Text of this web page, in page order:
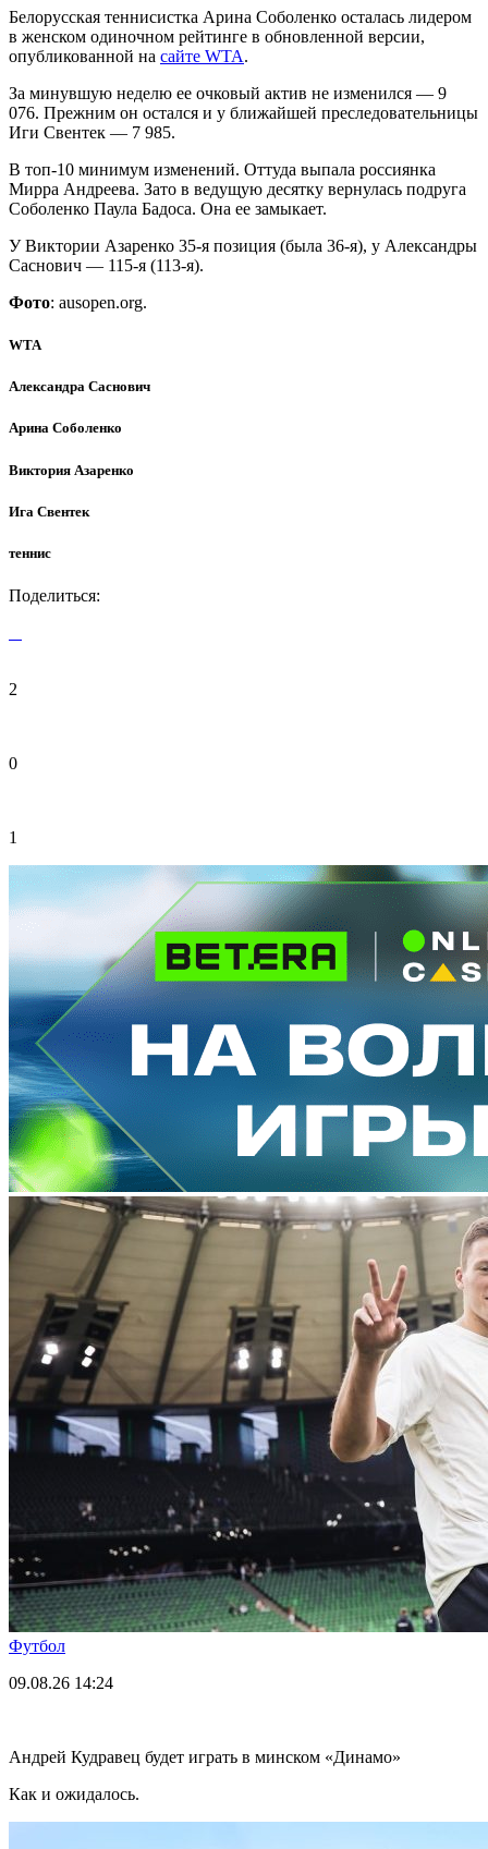
Белорусская теннисистка Арина Соболенко осталась лидером
в женском одиночном рейтинге в обновленной версии,
опубликованной на сайте WTA.
За минувшую неделю ее очковый актив не изменился — 9
076. Прежним он остался и у ближайшей преследовательницы
Иги Свентек — 7 985.
В топ-10 минимум изменений. Оттуда выпала россиянка
Мирра Андреева. Зато в ведущую десятку вернулась подруга
Соболенко Паула Бадоса. Она ее замыкает.
У Виктории Азаренко 35-я позиция (была 36-я), у Александры
Саснович — 115-я (113-я).
Фото: ausopen.org.
WTA
Александра Саснович
Арина Соболенко
Виктория Азаренко
Ига Свентек
теннис
Поделиться:
2
0
1
Футбол
09.08.26 14:24
Андрей Кудравец будет играть в минском «Динамо»
Как и ожидалось.